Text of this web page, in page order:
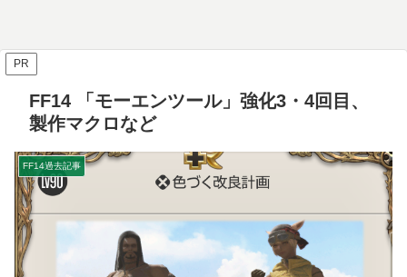
PR
FF14 「モーエンツール」強化3・4回目、
製作マクロなど
FF14過去記事